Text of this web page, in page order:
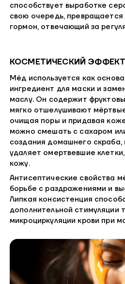
способствует выработке
свою очередь,
гормон, отвечающий за
КОСМЕТИЧЕСКИЙ ЭФФЕКТ
Мёд используется как
ингредиент для маски и
маслу. Он содержит
мягко отшелушивают
очищая поры и придавая
можно смешать с сахаром
создания домашнего скраба,
удаляет омертвевшие
кожу.
Антисептические свойства
борьбе с раздражениями и
Липкая консистенция
дополнительной стимуляции
микроциркуляции крови при